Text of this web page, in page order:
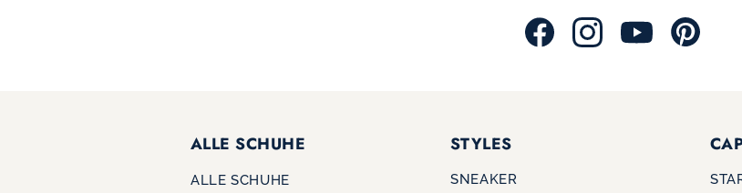
ALLE SCHUHE
ALLE SCHUHE
STYLES
SNEAKER